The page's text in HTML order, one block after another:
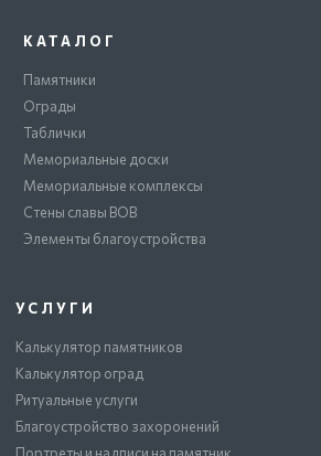
КАТАЛОГ
Памятники
Ограды
Таблички
Мемориальные доски
Мемориальные комплексы
Стены славы ВОВ
Элементы благоустройства
УСЛУГИ
Калькулятор памятников
Калькулятор оград
Ритуальные услуги
Благоустройство захоронений
Портреты и надписи на памятник